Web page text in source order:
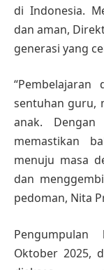
di Indonesia.
dan aman,
generasi yang
sentuhan guru,
anak.
memastikan
menuju masa
dan
pedoman, Nita
Oktober 2025,